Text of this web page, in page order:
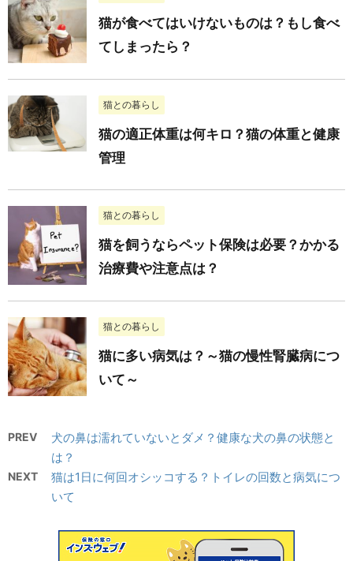
猫が食べてはいけないものは？もし食べ
てしまったら？
猫との暮らし
猫の適正体重は何キロ？猫の体重と健康
管理
猫との暮らし
猫を飼うならペット保険は必要？かかる
治療費や注意点は？
猫との暮らし
猫に多い病気は？～猫の慢性腎臓病につ
いて～
PREV
犬の鼻は濡れていないとダメ？健康な犬の鼻の状態と
は？
NEXT
猫は1日に何回オシッコする？トイレの回数と病気につ
いて